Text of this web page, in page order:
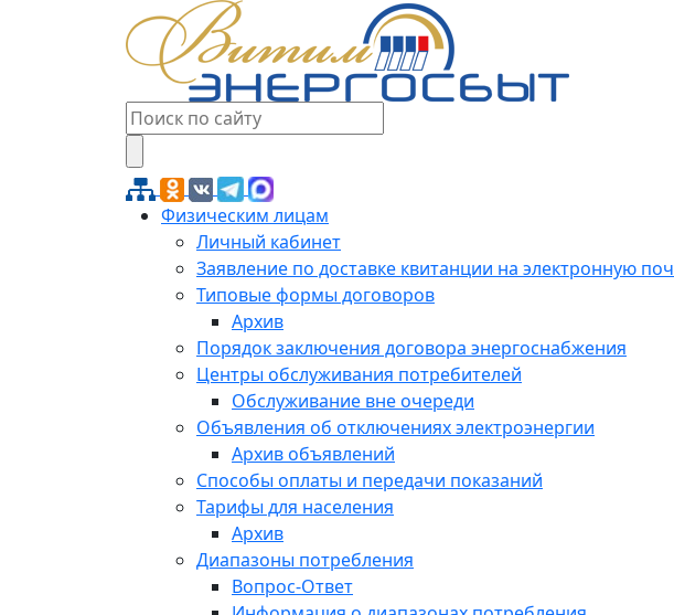
Физическим лицам
Личный кабинет
Заявление по доставке квитанции на электронную
Типовые формы договоров
Архив
Порядок заключения договора энергоснабжения
Центры обслуживания потребителей
Обслуживание вне очереди
Объявления об отключениях электроэнергии
Архив объявлений
Способы оплаты и передачи показаний
Тарифы для населения
Архив
Диапазоны потребления
Вопрос-Ответ